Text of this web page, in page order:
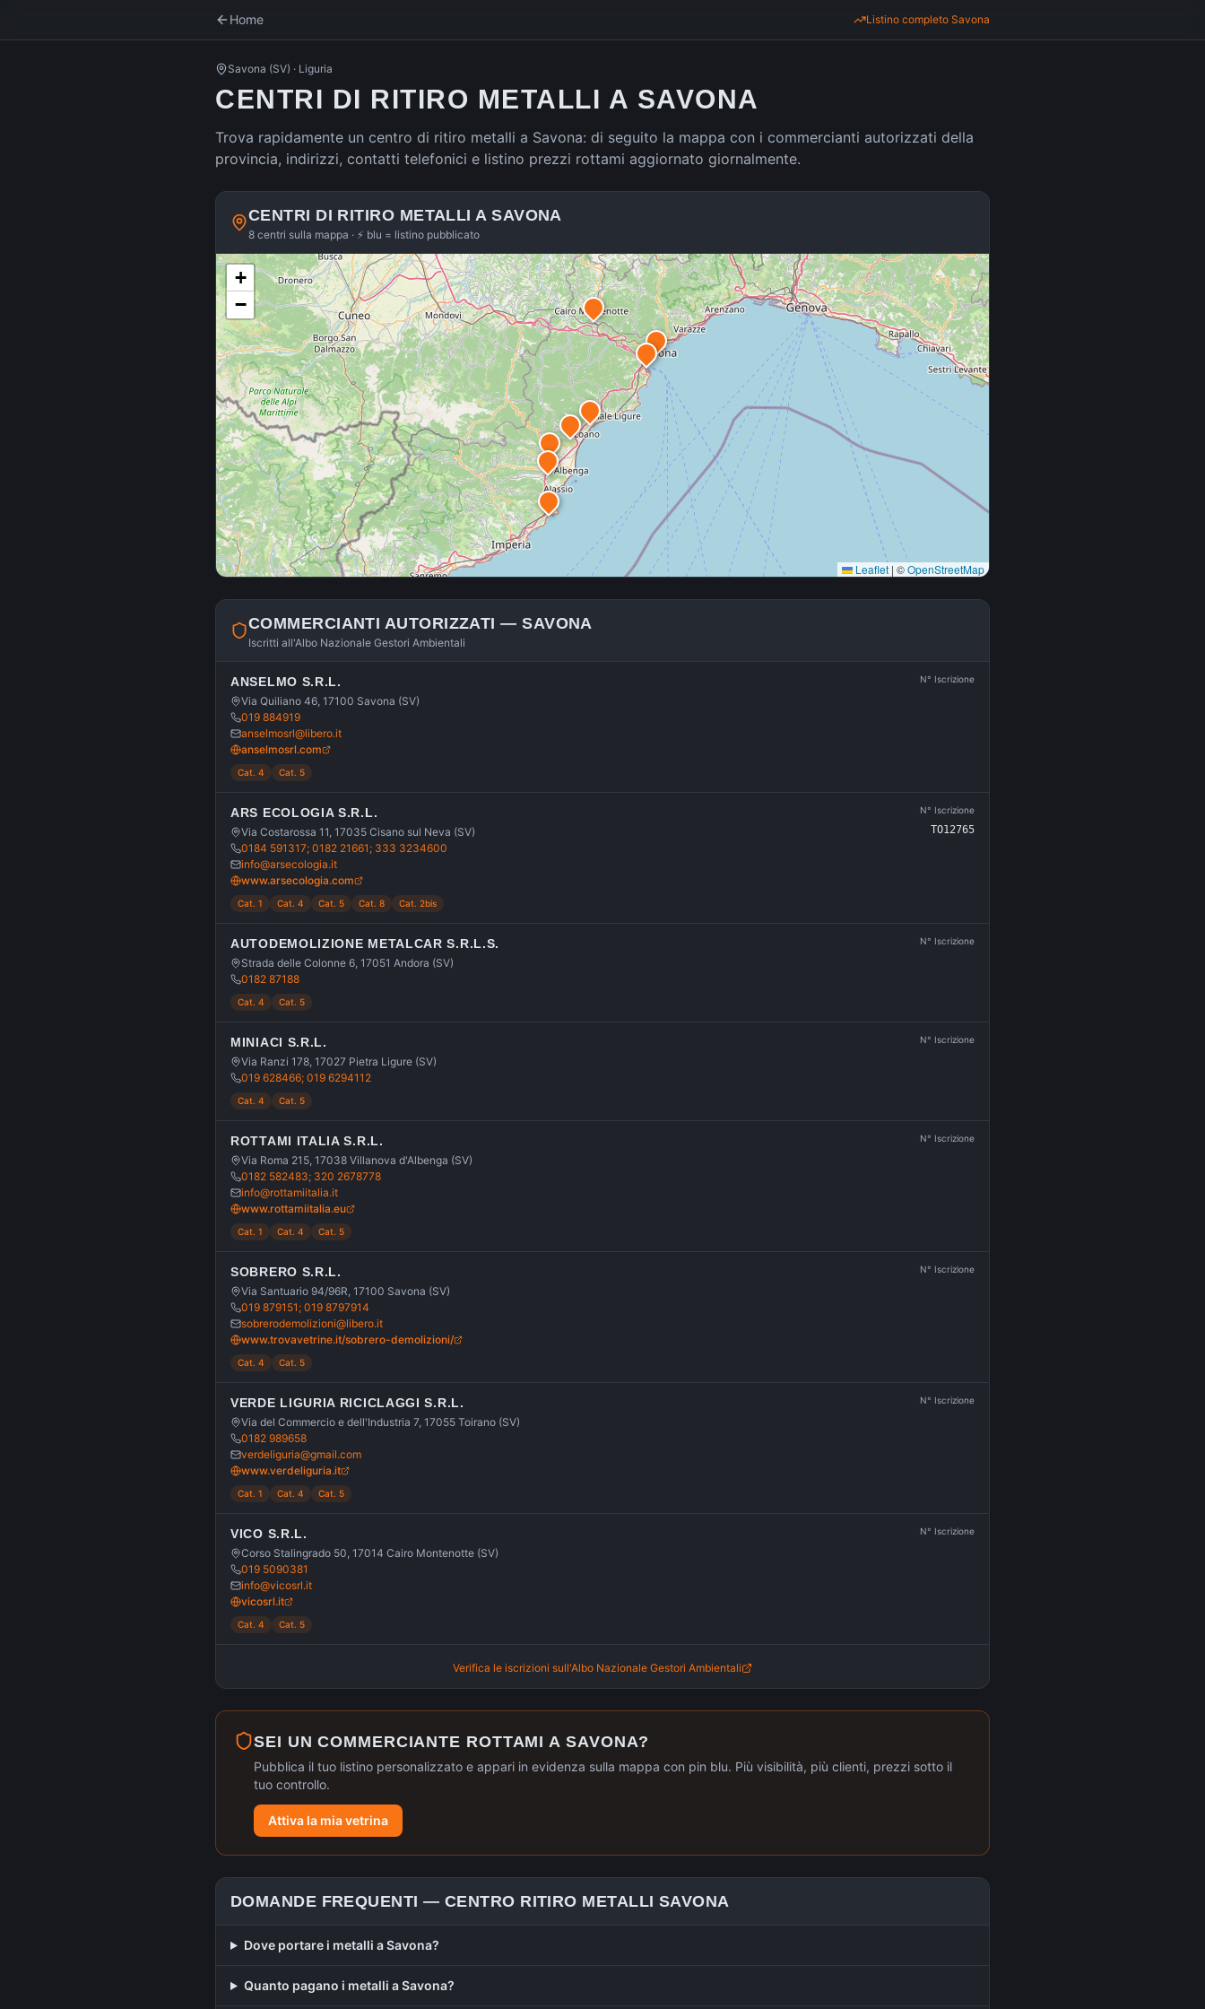
Home Listino completo Savona
Savona (SV) · Liguria
CENTRI DI RITIRO METALLI A SAVONA
Trova rapidamente un centro di ritiro metalli a Savona: di seguito la mappa con i commercianti autorizzati della
provincia, indirizzi, contatti telefonici e listino prezzi rottami aggiornato giornalmente.
CENTRI DI RITIRO METALLI ASAVONA
8 centri sulla mappa · ⚡ blu = listino pubblicato
+
−
Leaflet | ©OpenStreetMap
COMMERCIANTI AUTORIZZATI —SAVONA
Iscritti all'Albo Nazionale Gestori Ambientali
ANSELMO S.R.L.
Via Quiliano 46, 17100 Savona (SV)
019 884919
anselmosrl@libero.it
anselmosrl.com
N° Iscrizione
Cat. 4 Cat. 5
ARS ECOLOGIA S.R.L.
Via Costarossa 11, 17035 Cisano sul Neva (SV)
0184 591317; 0182 21661; 333 3234600
info@arsecologia.it
www.arsecologia.com
N° Iscrizione
TO12765
Cat. 1 Cat. 4 Cat. 5 Cat. 8 Cat. 2bis
AUTODEMOLIZIONE METALCAR S.R.L.S.
Strada delle Colonne 6, 17051 Andora (SV)
0182 87188
N° Iscrizione
Cat. 4 Cat. 5
MINIACI S.R.L.
Via Ranzi 178, 17027 Pietra Ligure (SV)
019 628466; 019 6294112
N° Iscrizione
Cat. 4 Cat. 5
ROTTAMI ITALIA S.R.L.
Via Roma 215, 17038 Villanova d'Albenga (SV)
0182 582483; 320 2678778
info@rottamiitalia.it
www.rottamiitalia.eu
N° Iscrizione
Cat. 1 Cat. 4 Cat. 5
SOBRERO S.R.L.
Via Santuario 94/96R, 17100 Savona (SV)
019 879151; 019 8797914
sobrerodemolizioni@libero.it
www.trovavetrine.it/sobrero-demolizioni/
N° Iscrizione
Cat. 4 Cat. 5
VERDE LIGURIA RICICLAGGI S.R.L.
Via del Commercio e dell'Industria 7, 17055 Toirano (SV)
0182 989658
verdeliguria@gmail.com
www.verdeliguria.it
N° Iscrizione
Cat. 1 Cat. 4 Cat. 5
VICO S.R.L.
Corso Stalingrado 50, 17014 Cairo Montenotte (SV)
019 5090381
info@vicosrl.it
vicosrl.it
N° Iscrizione
Cat. 4 Cat. 5
Verifica le iscrizioni sull'Albo Nazionale Gestori Ambientali
SEI UN COMMERCIANTE ROTTAMI A SAVONA?
Pubblica il tuo listino personalizzato e appari in evidenza sulla mappa con pin blu. Più visibilità, più clienti, prezzi sotto il
tuo controllo.
Attiva la mia vetrina
DOMANDE FREQUENTI — CENTRO RITIRO METALLI SAVONA
Dove portare i metalli a Savona?
Quanto pagano i metalli a Savona?